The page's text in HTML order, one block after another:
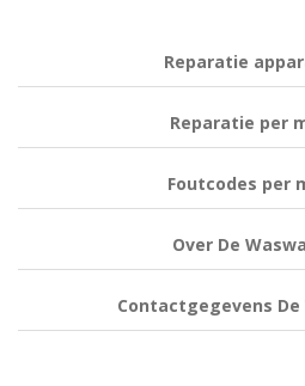
Reparatie
Reparatie per
Foutcodes per
Over De
Contactgegevens